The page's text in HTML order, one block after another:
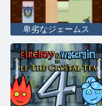
卑劣なジェームス